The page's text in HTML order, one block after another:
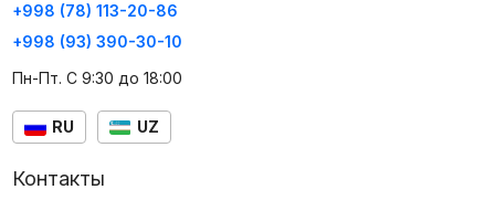
+998 (78) 113-20-86
+998 (93) 390-30-10
Пн-Пт. С 9:30 до 18:00
RU UZ
Контакты